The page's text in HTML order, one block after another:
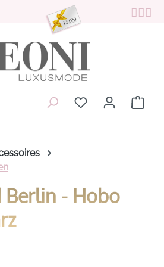
Du hast 0
Berlin - Hobo